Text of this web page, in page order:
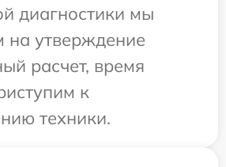
диагностики мы
на утверждение
расчет, время
к
техники.